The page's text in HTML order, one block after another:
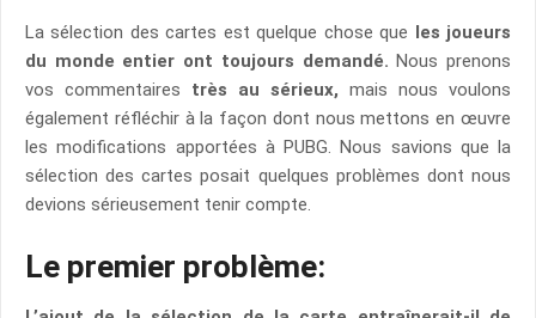
La sélection des cartes est quelque chose que les joueurs
du monde entier ont toujours demandé. Nous prenons
vos commentaires très au sérieux, mais nous voulons
également réfléchir à la façon dont nous mettons en œuvre
les modifications apportées à PUBG. Nous savions que la
sélection des cartes posait quelques problèmes dont nous
devions sérieusement tenir compte.
Le premier problème: